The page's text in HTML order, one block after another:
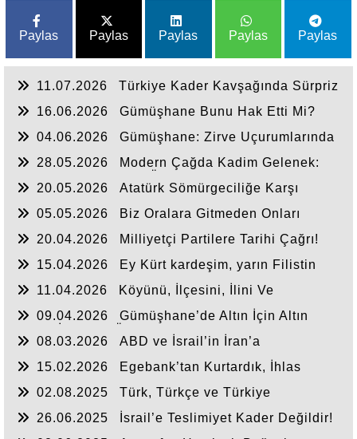
Paylas Paylas Paylas Paylas Paylas
11.07.2026
Türkiye Kader Kavşağında Sürpriz
16.06.2026
Gümüşhane Bunu Hak Etti Mi?
04.06.2026
Gümüşhane: Zirve Uçurumlarında
28.05.2026
Modern Çağda Kadim Gelenek:
20.05.2026
Atatürk Sömürgeciliğe Karşı
05.05.2026
Biz Oralara Gitmeden Onları
20.04.2026
Milliyetçi Partilere Tarihi Çağrı!
15.04.2026
Ey Kürt kardeşim, yarın Filistin
11.04.2026
Köyünü, İlçesini, İlini Ve
Konfederasyon Niçin Vardır?
09.04.2026
Gümüşhane’de Altın İçin Altın
08.03.2026
ABD ve İsrail’in İran’a
15.02.2026
Egebank’tan Kurtardık, İhlas
02.08.2025
Türk, Türkçe ve Türkiye
26.06.2025
İsrail’e Teslimiyet Kader Değildir!